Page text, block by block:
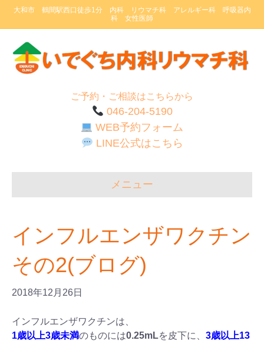
大和市 鶴間駅西口徒歩1分 内科 リウマチ科 アレルギー科 呼吸器内
科 女性医師
ご予約・ご相談はこちらから
046-204-5190
WEB予約フォーム
LINE公式はこちら
メニュー
インフルエンザワクチン
その2(ブログ)
2018年12月26日
インフルエンザワクチンは、
1歳以上3歳未満のものには0.25mLを皮下に、 3歳以上13